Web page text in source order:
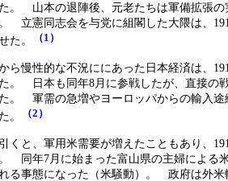
。 山本の退陣後、元老たちは軍備拡張
立憲同志会を与党に組閣した大隈は、
た。
（1）
ら慢性的な不況ににあった日本経済は、
。 日本も同年8月に参戦したが、直接の
。 軍需の急増やヨーロッパからの輸入
。
（2）
くと、軍用米需要が増えたこともあり、
。 同年7月に始まった富山県の主婦による
る事態になった（米騒動）。 政府は外